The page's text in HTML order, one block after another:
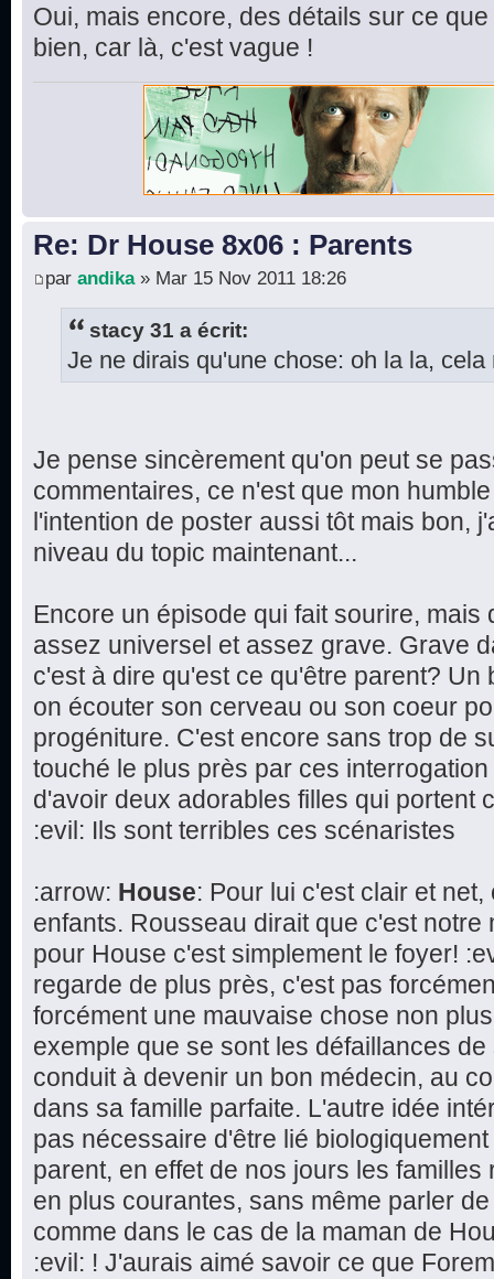
Oui, mais encore, des détails sur ce
bien, car là, c'est vague !
Re: Dr House 8x06 : Parents
par andika» Mar 15 Nov 2011 18:26
stacy 31 a écrit:
Je ne dirais qu'une chose: oh la la,
Je pense sincèrement qu'on peut se
commentaires, ce n'est que mon
l'intention de poster aussi tôt mais bon,
niveau du topic maintenant...
Encore un épisode qui fait sourire, mais
assez universel et assez grave. Grave
c'est à dire qu'est ce qu'être parent? Un
on écouter son cerveau ou son coeur
progéniture. C'est encore sans trop de
touché le plus près par ces
d'avoir deux adorables filles qui portent
:evil: Ils sont terribles ces scénaristes
:arrow: House: Pour lui c'est clair et
enfants. Rousseau dirait que c'est notre
pour House c'est simplement le foyer!
regarde de plus près, c'est pas
forcément une mauvaise chose non
exemple que se sont les défaillances
conduit à devenir un bon médecin, au
dans sa famille parfaite. L'autre idée
pas nécessaire d'être lié
parent, en effet de nos jours les
en plus courantes, sans même parler
comme dans le cas de la maman de
:evil: ! J'aurais aimé savoir ce que